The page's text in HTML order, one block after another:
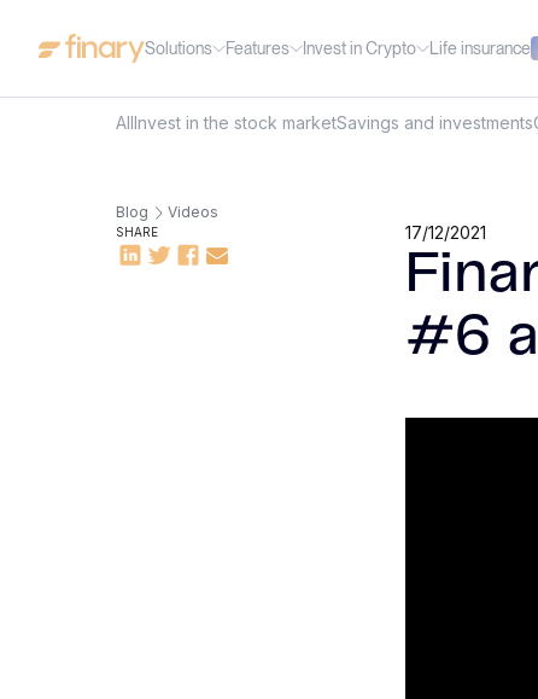
Solutions Features Invest in Crypto Life insurance
AllInvest in the stock marketSavings and investments
Blog Videos
SHARE 17/12/2021
#6